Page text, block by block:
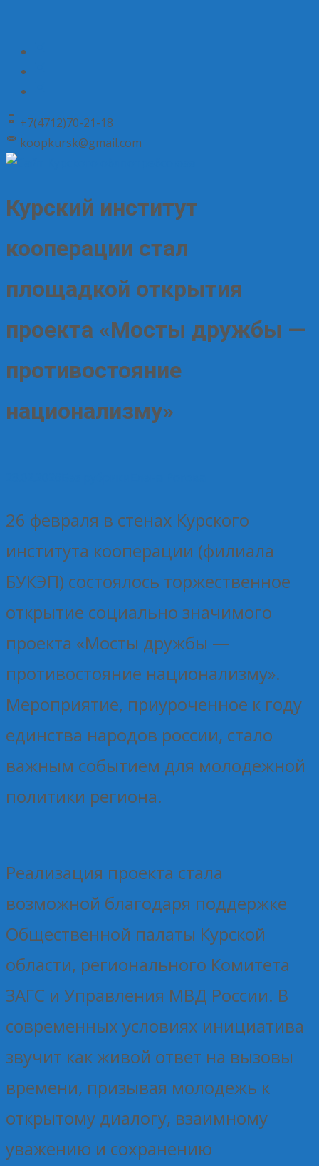
+7(4712)70-21-18
koopkursk@gmail.com
Курский институт
кооперации стал
площадкой открытия
проекта «Мосты дружбы —
противостояние
национализму»
26 февраля в стенах Курского
института кооперации (филиала
БУКЭП) состоялось торжественное
открытие социально значимого
проекта «Мосты дружбы —
противостояние национализму».
Мероприятие, приуроченное к году
единства народов россии, стало
важным событием для молодежной
политики региона.
Реализация проекта стала
возможной благодаря поддержке
Общественной палаты Курской
области, регионального Комитета
ЗАГС и Управления МВД России. В
современных условиях инициатива
звучит как живой ответ на вызовы
времени, призывая молодежь к
открытому диалогу, взаимному
уважению и сохранению